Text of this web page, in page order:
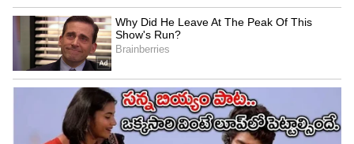
ఉప్పులో అతి ముఖ్యమైన మూలకం సోడియం. దీని లోపం
వల్ల శరీరంలో అనేక వ్యాధులు వస్తాయి. ఎందుకంటే మన
శరీరంలో సరైన నీటి స్థాయిని నిర్వహించడంలో సోడియం
ముఖ్యమైన పాత్ర పోషిస్తుంది. ఇది శరీరంలోని ఇతర
భాగాలకు పోషకాలు, ఆక్సిజన్‌ను కూడా తీసుకువెళుతుంది.